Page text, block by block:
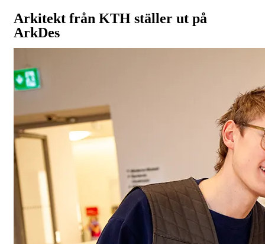
Arkitekt från KTH ställer ut på
ArkDes